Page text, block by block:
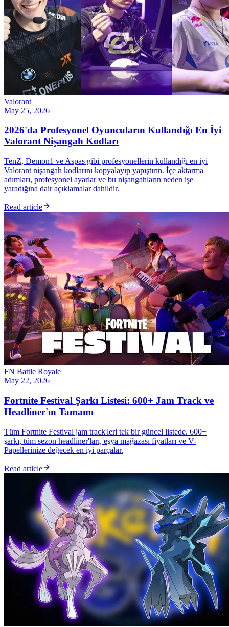
Valorant
May 25, 2026
2026'da Profesyonel Oyuncuların Kullandığı En İyi
Valorant Nişangah Kodları
TenZ, Demon1 ve Aspas gibi profesyonellerin kullandığı en iyi
Valorant nişangah kodlarını kopyalayıp yapıştırın. İçe aktarma
adımları, profesyonel ayarlar ve bu nişangahların neden işe
yaradığına dair açıklamalar dahildir.
Read article
FN Battle Royale
May 22, 2026
Fortnite Festival Şarkı Listesi: 600+ Jam Track ve
Headliner'ın Tamamı
Tüm Fortnite Festival jam track'leri tek bir güncel listede. 600+
şarkı, tüm sezon headliner'ları, eşya mağazası fiyatları ve V-
Papellerinize değecek en iyi parçalar.
Read article